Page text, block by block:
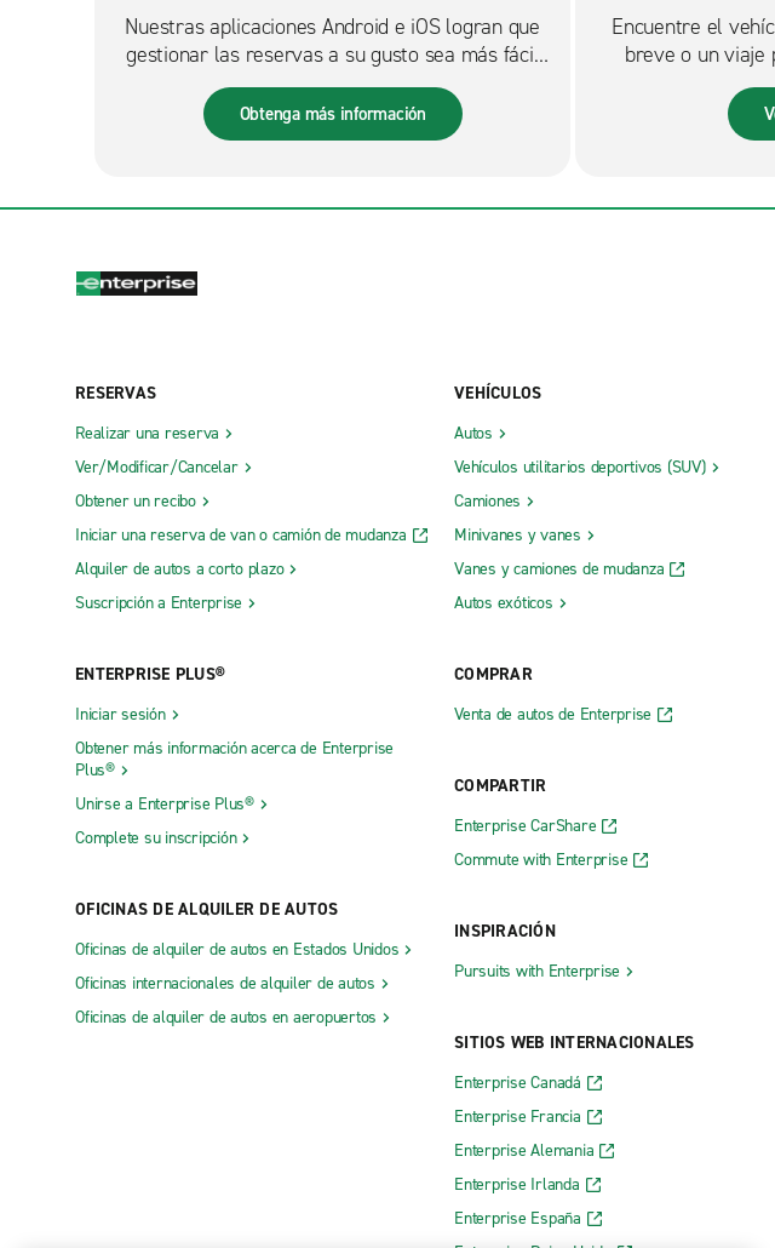
Nuestras aplicaciones Android e iOS logran que
gestionar las reservas a su gusto sea más fácil
que nunca.
Obtenga más información
Encuentre el
breve o un
RESERVAS
Realizar una reserva
Ver/Modificar/Cancelar
Obtener un recibo
Iniciar una reserva de van o camión de mudanza
Alquiler de autos a corto plazo
Suscripción a Enterprise
ENTERPRISE PLUS®
Iniciar sesión
Obtener más información acerca de Enterprise
Plus®
Unirse a Enterprise Plus®
Complete su inscripción
OFICINAS DE ALQUILER DE AUTOS
Oficinas de alquiler de autos en Estados Unidos
Oficinas internacionales de alquiler de autos
Oficinas de alquiler de autos en aeropuertos
VEHÍCULOS
Autos
Vehículos utilitarios deportivos (SUV)
Camiones
Minivanes y vanes
Vanes y camiones de mudanza
Autos exóticos
COMPRAR
Venta de autos de Enterprise
COMPARTIR
Enterprise CarShare
Commute with Enterprise
INSPIRACIÓN
Pursuits with Enterprise
SITIOS WEB INTERNACIONALES
Enterprise Canadá
Enterprise Francia
Enterprise Alemania
Enterprise Irlanda
Enterprise España